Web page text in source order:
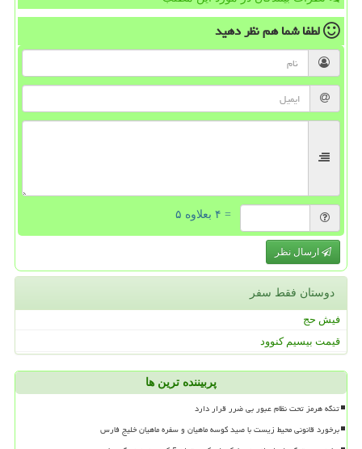
لطفا شما همنظر دهید
= ۴ بعلاوه ۵
ارسال نظر
دوستان فقط سفر
فیش حج
قیمت بیسیم کنوود
پربیننده ترین ها
تنگه هرمز تحت نظام عبور بی ضرر قرار دارد
برخورد قانونی محیط زیست با صید کوسه ماهیان و سفره ماهیان خلیج فارس